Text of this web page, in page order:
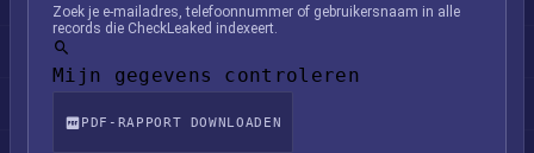
Zoek je e-mailadres, telefoonnummer of gebruikersnaam in alle
records die CheckLeaked indexeert.
Mijn gegevens controleren
PDF-RAPPORT DOWNLOADEN